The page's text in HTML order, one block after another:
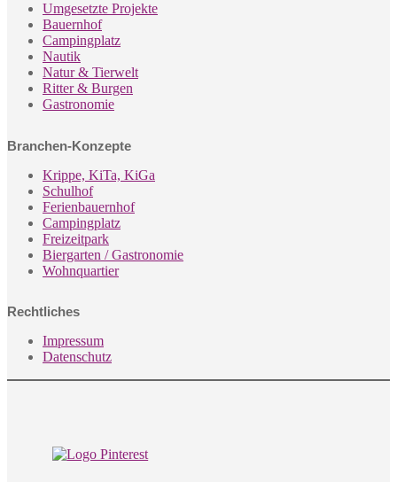
Umgesetzte Projekte
Bauernhof
Campingplatz
Nautik
Natur & Tierwelt
Ritter & Burgen
Gastronomie
Branchen-Konzepte
Krippe, KiTa, KiGa
Schulhof
Ferienbauernhof
Campingplatz
Freizeitpark
Biergarten / Gastronomie
Wohnquartier
Rechtliches
Impressum
Datenschutz